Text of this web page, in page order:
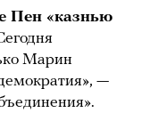
Пен «казнью
Марин
—